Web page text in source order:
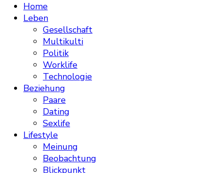
Home
Leben
Gesellschaft
Multikulti
Politik
Worklife
Technologie
Beziehung
Paare
Dating
Sexlife
Lifestyle
Meinung
Beobachtung
Blickpunkt